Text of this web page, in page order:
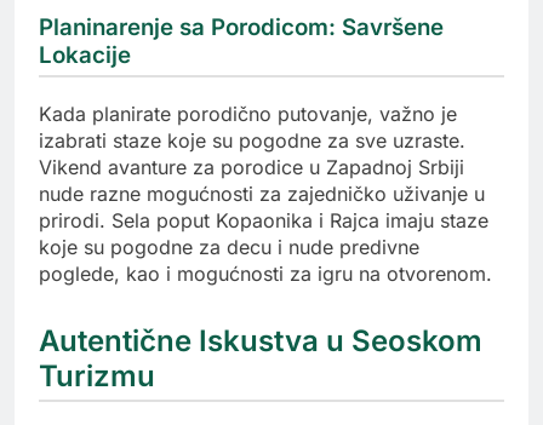
Planinarenje sa Porodicom: Savršene
Lokacije
Kada planirate porodično putovanje, važno je
izabrati staze koje su pogodne za sve uzraste.
Vikend avanture za porodice u Zapadnoj Srbiji
nude razne mogućnosti za zajedničko uživanje u
prirodi. Sela poput Kopaonika i Rajca imaju staze
koje su pogodne za decu i nude predivne
poglede, kao i mogućnosti za igru na otvorenom.
Autentične Iskustva u Seoskom
Turizmu